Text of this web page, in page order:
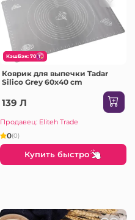
КэшБэк: 70
Коврик для выпечки Tadar
Silico Grey 60x40 cm
139 Л
Продавец: Eliteh Trade
0(0)
Купить быстро